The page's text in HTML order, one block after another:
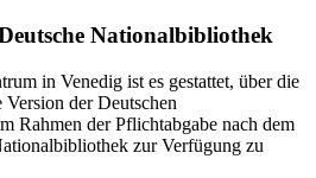
Nationalbibliothek
in Venedig ist es gestattet, über die
der Deutschen
Rahmen der Pflichtabgabe nach dem
zur Verfügung zu